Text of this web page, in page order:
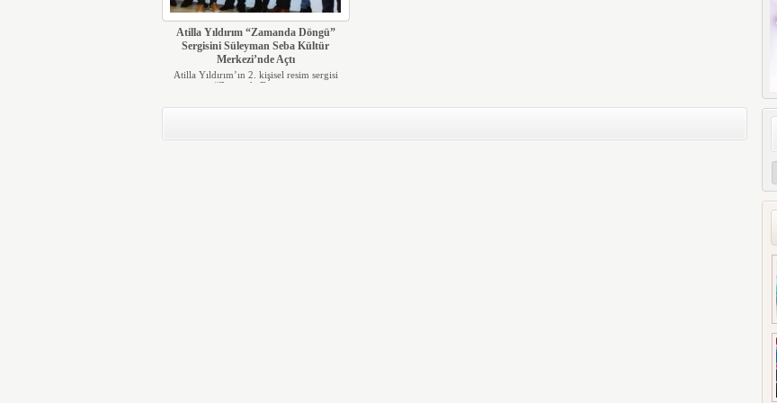
Atilla Yıldırım “Zamanda Döngü”
Sergisini Süleyman Seba Kültür
Merkezi’nde Açtı
Atilla Yıldırım’ın 2. kişisel resim sergisi
“Zamanda Döngü...